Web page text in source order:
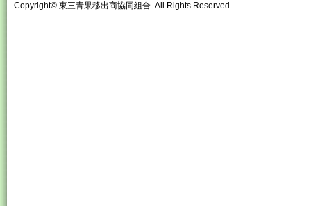
Copyright© 東三青果移出商協同組合. All Rights Reserved.